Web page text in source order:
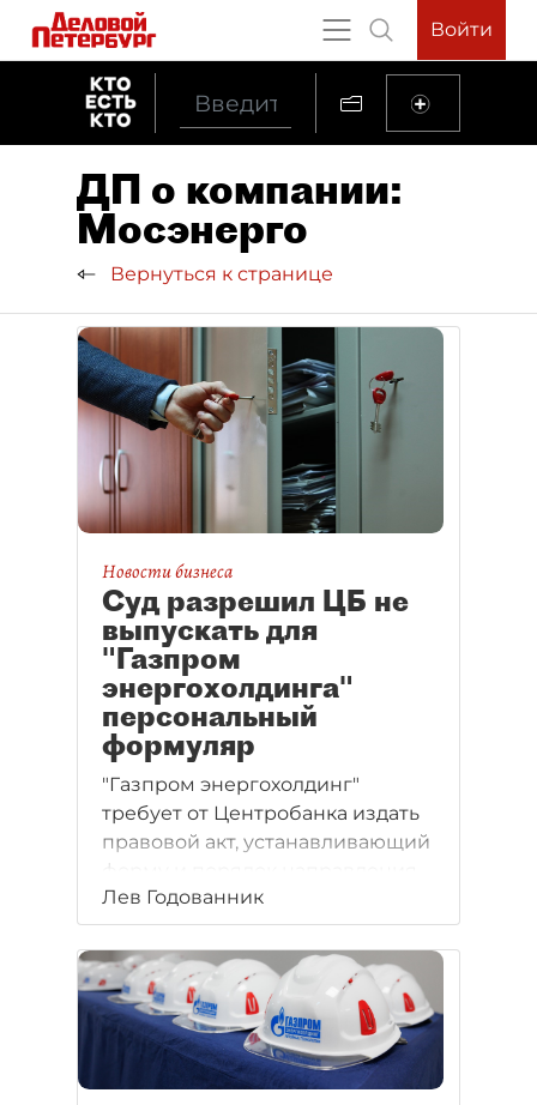
Войти
ДП о компании:
Мосэнерго
Вернуться к странице
Новости бизнеса
Суд разрешил ЦБ не
выпускать для
"Газпром
энергохолдинга"
персональный
формуляр
"Газпром энергохолдинг"
требует от Центробанка издать
правовой акт, устанавливающий
форму и порядок направления
уведомлений о нераскрытии
информации в Государственный
информационный ресурс
бухгалтерской отчётности.
Лев Годованник